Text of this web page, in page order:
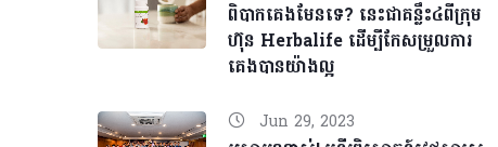
ពិបាកគេងមែនទេ? នេះជាគន្លឹះ៤ពីក្រុម
ហ៊ុន Herbalife ដើម្បីកែសម្រួលការ
គេងបានយ៉ាងល្អ
Jun 29, 2023